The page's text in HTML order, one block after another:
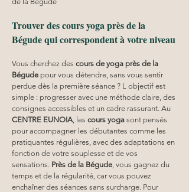
Trouver des cours yoga près de la
Bégude qui correspondent à votre niveau
Vous cherchez des cours de yoga près de la
Bégude pour vous détendre, sans vous sentir
perdue dès la première séance ? L objectif est
simple : progresser avec une méthode claire, des
consignes accessibles et un cadre rassurant. Au
CENTRE EUNOIA , les cours yoga sont pensés
pour accompagner les débutantes comme les
pratiquantes régulières, avec des adaptations en
fonction de votre souplesse et de vos
sensations. Près de la Bégude , vous gagnez du
temps et de la régularité, car vous pouvez
enchaîner des séances sans surcharge. Pour